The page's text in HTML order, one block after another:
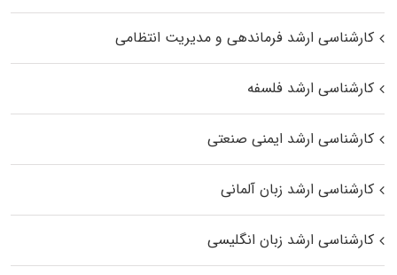
کارشناسی ارشد فرماندهی و مدیریت انتظامی
کارشناسی ارشد فلسفه
کارشناسی ارشد ایمنی صنعتی
کارشناسی ارشد زبان آلمانی
کارشناسی ارشد زبان انگلیسی